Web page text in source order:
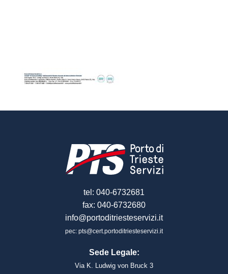
tel: 040-6732681
fax: 040-6732680
info@portoditriesteservizi.it
pec: pts@cert.portoditriesteservizi.it
Sede Legale:
Via K. Ludwig von Bruck 3